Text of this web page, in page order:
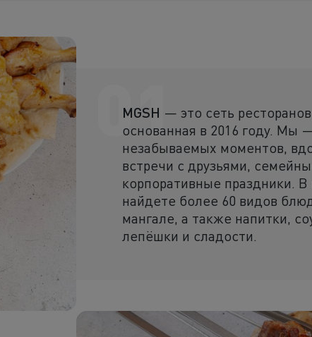
К шашлыкам
Соленья
В лаваше
Холодные закуски
Полуфабрикаты
Пицца и пироги
Фритюр
Напитки
Корпоративное меню
01
MGSH — это сеть
основанная в 2016 году. Мы
незабываемых моментов,
встречи с друзьями,
корпоративные праздники.
найдете более 60 видов
мангале, а также напитки,
лепёшки и сладости.